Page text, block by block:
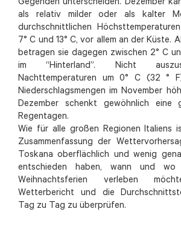
Gegenden unterscheiden. Dezember
als relativ milder oder als kalter
durchschnittlichen
7° C und 13° C, vor allem an der Küste.
betragen sie dagegen zwischen 2° C
im “Hinterland”. Nicht
Nachttemperaturen um 0° C (32 °
Niederschlagsmengen im November
Dezember schenkt gewöhnlich eine
Regentagen.
Wie für alle großen Regionen Italiens
Zusammenfassung der
Toskana oberflächlich und wenig
entschieden haben, wann und
Weihnachtsferien verleben
Wetterbericht und die
Tag zu Tag zu überprüfen.